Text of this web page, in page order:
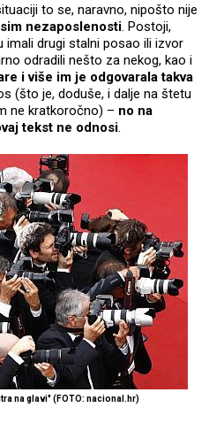
to se, naravno, nipošto nije
nezaposlenosti. Postoji,
imali drugi stalni posao ili izvor
odradili nešto za nekog, kao i
i više im je odgovarala takva
(što je, doduše, i dalje na štetu
ne kratkoročno) – no na
tekst ne odnosi.
na glavi" (FOTO: nacional.hr)